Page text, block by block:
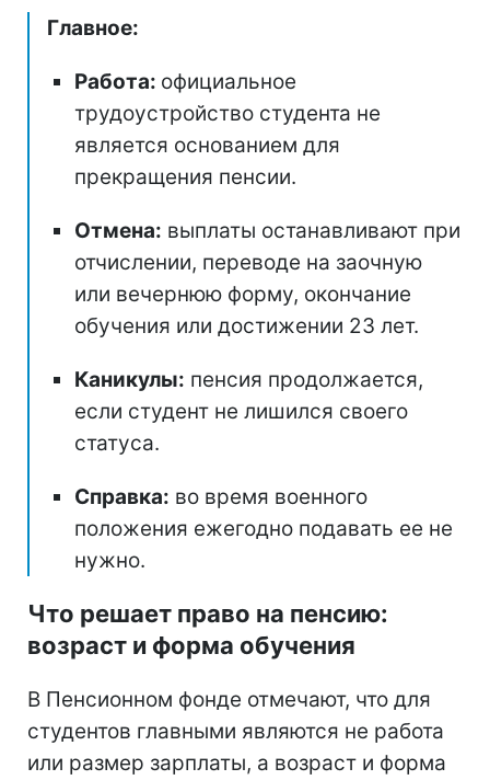
Главное:
Работа: официальное
трудоустройство студента не
является основанием для
прекращения пенсии.
Отмена: выплаты останавливают при
отчислении, переводе на заочную
или вечернюю форму, окончание
обучения или достижении 23 лет.
Каникулы: пенсия продолжается,
если студент не лишился своего
статуса.
Справка: во время военного
положения ежегодно подавать ее не
нужно.
Что решает право на пенсию:
возраст и форма обучения
В Пенсионном фонде отмечают, что для
студентов главными являются не работа
или размер зарплаты, а возраст и форма